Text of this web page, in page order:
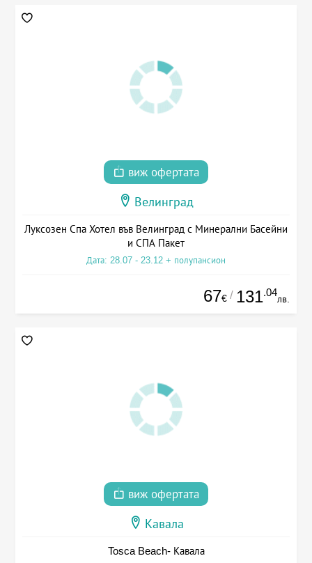
виж офертата
Велинград
Луксозен Спа Хотел във Велинград с Минерални Басейни
и СПА Пакет
Дата: 28.07 - 23.12 + полупансион
67€ / 131.04
лв.
виж офертата
Кавала
Tosca Beach- Кавала